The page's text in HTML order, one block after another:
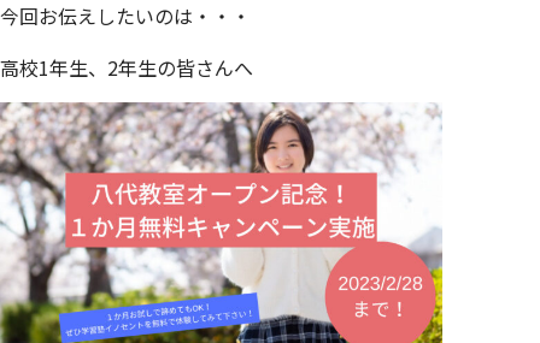
今回お伝えしたいのは・・・
高校1年生、2年生の皆さんへ